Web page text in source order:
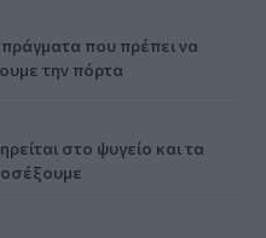
που πρέπει να
την πόρτα
στο ψυγείο και τα